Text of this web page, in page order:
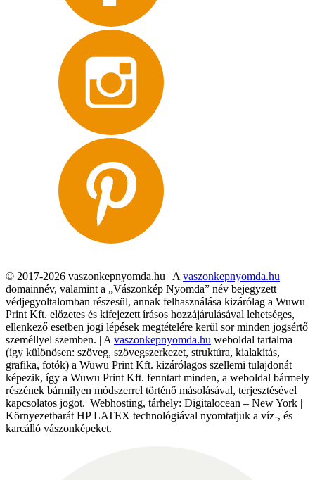
© 2017-2026 vaszonkepnyomda.hu | A vaszonkepnyomda.hu
domainnév, valamint a „Vászonkép Nyomda” név bejegyzett
védjegyoltalomban részesül, annak felhasználása kizárólag a Wuwu
Print Kft. előzetes és kifejezett írásos hozzájárulásával lehetséges,
ellenkező esetben jogi lépések megtételére kerül sor minden jogsértő
személlyel szemben. | A vaszonkepnyomda.hu weboldal tartalma
(így különösen: szöveg, szövegszerkezet, struktúra, kialakítás,
grafika, fotók) a Wuwu Print Kft. kizárólagos szellemi tulajdonát
képezik, így a Wuwu Print Kft. fenntart minden, a weboldal bármely
részének bármilyen módszerrel történő másolásával, terjesztésével
kapcsolatos jogot. |Webhosting, tárhely: Digitalocean – New York |
Környezetbarát HP LATEX technológiával nyomtatjuk a víz-, és
karcálló vászonképeket.